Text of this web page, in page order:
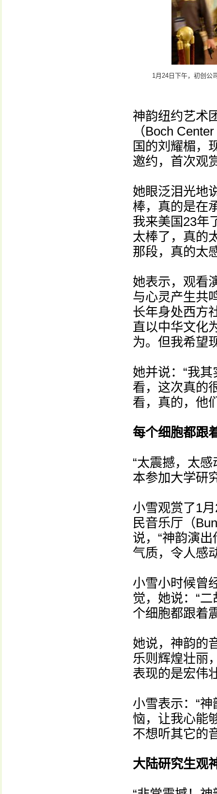
1月24日下午，初创公
神韵纽约艺术
（Boch
国的刘耀楣，
邀约，首次观
她眼泛泪光地
棒，真的是在
我来美国23年
太棒了，真的
那段，真的太
她表示，观看
与心灵产生共
长年身处西方
直以中华文化
为。但我希望
她并说：“我
看，这次真的
看，真的，他
每个细胞都跟
“太震撼，太
本参加大学研
小雪观赏了1
民音乐厅（
说，“神韵演
气质，令人感
小雪小时候曾
觉，她说：“
个细胞都跟着
她说，神韵的
乐则辉煌壮丽
表现的是宏伟
小雪表示：“
恼，让我心能
不想听其它的
大陆研究生观